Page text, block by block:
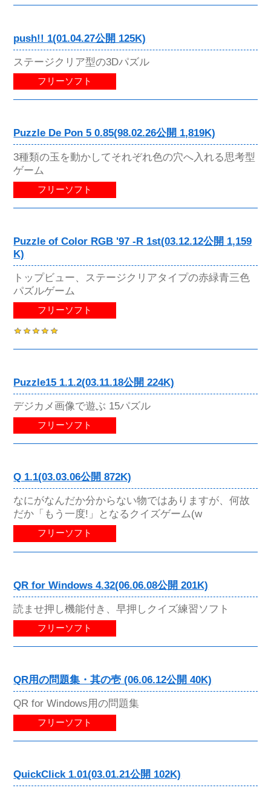
push!! 1(01.04.27公開 125K)
ステージクリア型の3Dパズル
フリーソフト
Puzzle De Pon 5 0.85(98.02.26公開 1,819K)
3種類の玉を動かしてそれぞれ色の穴へ入れる思考型
ゲーム
フリーソフト
Puzzle of Color RGB '97 -R 1st(03.12.12公開 1,159
K)
トップビュー、ステージクリアタイプの赤緑青三色
パズルゲーム
フリーソフト
Puzzle15 1.1.2(03.11.18公開 224K)
デジカメ画像で遊ぶ 15パズル
フリーソフト
Q 1.1(03.03.06公開 872K)
なにがなんだか分からない物ではありますが、何故
だか「もう一度!」となるクイズゲーム(w
フリーソフト
QR for Windows 4.32(06.06.08公開 201K)
読ませ押し機能付き、早押しクイズ練習ソフト
フリーソフト
QR用の問題集・其の壱 (06.06.12公開 40K)
QR for Windows用の問題集
フリーソフト
QuickClick 1.01(03.01.21公開 102K)